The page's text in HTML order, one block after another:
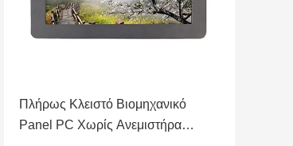
Πλήρως Κλειστό Βιομηχανικό
Panel PC Χωρίς Ανεμιστήρα